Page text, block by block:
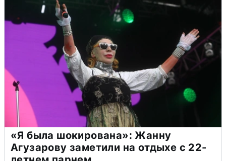
«Я была шокирована»: Жанну
Агузарову заметили на отдыхе с 22-